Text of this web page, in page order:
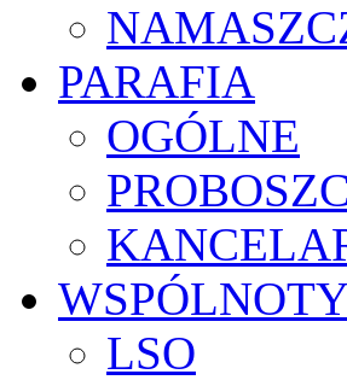
PARAFIA
OGÓLNE
LSO